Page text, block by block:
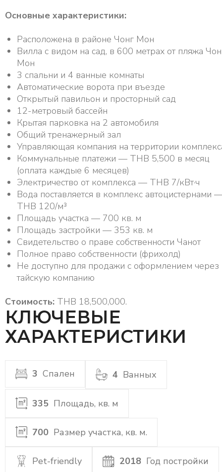
Основные характеристики:
Расположена в районе Чонг Мон
Вилла с видом на сад, в 600 метрах от пляжа
Мон
3 спальни и 4 ванные комнаты
Автоматические ворота при въезде
Открытый павильон и просторный сад
12-метровый бассейн
Крытая парковка на 2 автомобиля
Общий тренажерный зал
Управляющая компания на территории
Коммунальные платежи — THB 5,500 в месяц
(оплата каждые 6 месяцев)
Электричество от комплекса — THB 7/кВт·ч
Вода поставляется в комплекс автоцистернами
THB 120/м³
Площадь участка — 700 кв. м
Площадь застройки — 353 кв. м
Свидетельство о праве собственности Чанот
Полное право собственности (фрихолд)
Не доступно для продажи с оформлением через
тайскую компанию
Стоимость: THB 18,500,000.
КЛЮЧЕВЫЕ
ХАРАКТЕРИСТИКИ
3 Спален 4 Ванных
335 Площадь, кв. м
700 Размер участка, кв. м.
Pet-friendly 2018 Год постройки